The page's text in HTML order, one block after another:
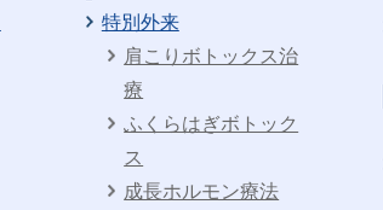
特別外来
肩こりボトックス治
療
ふくらはぎボトック
ス
成長ホルモン療法